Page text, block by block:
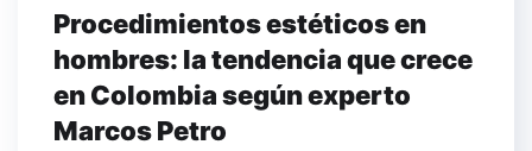
Procedimientos estéticos en
hombres: la tendencia que crece
en Colombia según experto
Marcos Petro